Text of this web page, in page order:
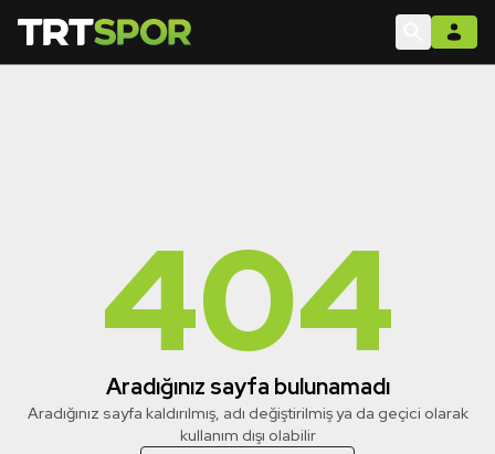
404
Aradığınız sayfa bulunamadı
Aradığınız sayfa kaldırılmış, adı değiştirilmiş ya da geçici olarak
kullanım dışı olabilir